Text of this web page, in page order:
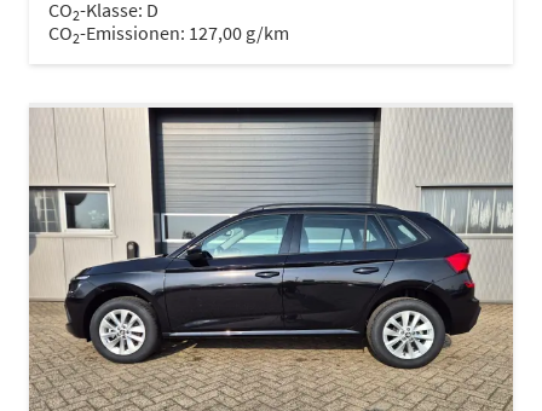
CO2-Klasse: D
CO2-Emissionen: 127,00 g/km